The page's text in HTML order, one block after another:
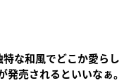
な和風でどこか愛らし
発売されるといいなぁ。